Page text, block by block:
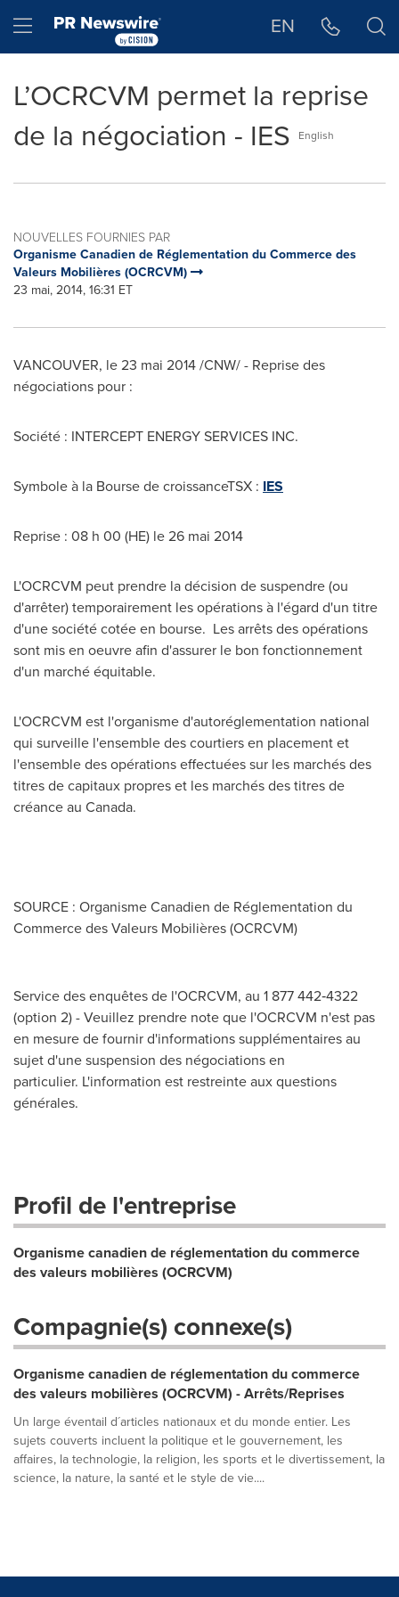
Hamburger menu EN
L’OCRCVM permet la reprise
de la négociation - IES
English
NOUVELLES FOURNIES PAR
Organisme Canadien de Réglementation du Commerce des
Valeurs Mobilières (OCRCVM)
23 mai, 2014, 16:31 ET
VANCOUVER, le 23 mai 2014 /CNW/ - Reprise des
négociations pour :
Société : INTERCEPT ENERGY SERVICES INC.
Symbole à la Bourse de croissanceTSX : IES
Reprise : 08 h 00 (HE) le 26 mai 2014
L'OCRCVM peut prendre la décision de suspendre (ou
d'arrêter) temporairement les opérations à l'égard d'un titre
d'une société cotée en bourse. Les arrêts des opérations
sont mis en oeuvre afin d'assurer le bon fonctionnement
d'un marché équitable.
L'OCRCVM est l'organisme d'autoréglementation national
qui surveille l'ensemble des courtiers en placement et
l'ensemble des opérations effectuées sur les marchés des
titres de capitaux propres et les marchés des titres de
créance au Canada.
SOURCE : Organisme Canadien de Réglementation du
Commerce des Valeurs Mobilières (OCRCVM)
Service des enquêtes de l'OCRCVM, au 1 877 442‑4322
(option 2) - Veuillez prendre note que l'OCRCVM n'est pas
en mesure de fournir d'informations supplémentaires au
sujet d'une suspension des négociations en
particulier. L'information est restreinte aux questions
générales.
Profil de l'entreprise
Organisme canadien de réglementation du commerce
des valeurs mobilières (OCRCVM)
Compagnie(s) connexe(s)
Organisme canadien de réglementation du commerce
des valeurs mobilières (OCRCVM) - Arrêts/Reprises
Un large éventail d´articles nationaux et du monde entier. Les
sujets couverts incluent la politique et le gouvernement, les
affaires, la technologie, la religion, les sports et le divertissement, la
science, la nature, la santé et le style de vie....